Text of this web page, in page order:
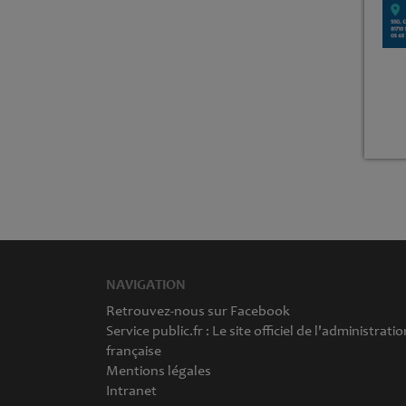
NAVIGATION
Retrouvez-nous sur Facebook
Service public.fr : Le site officiel de
française
Mentions légales
Intranet